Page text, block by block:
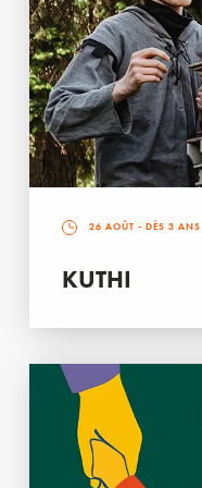
26 AOÛT - DÈS 3 ANS
KUTHI